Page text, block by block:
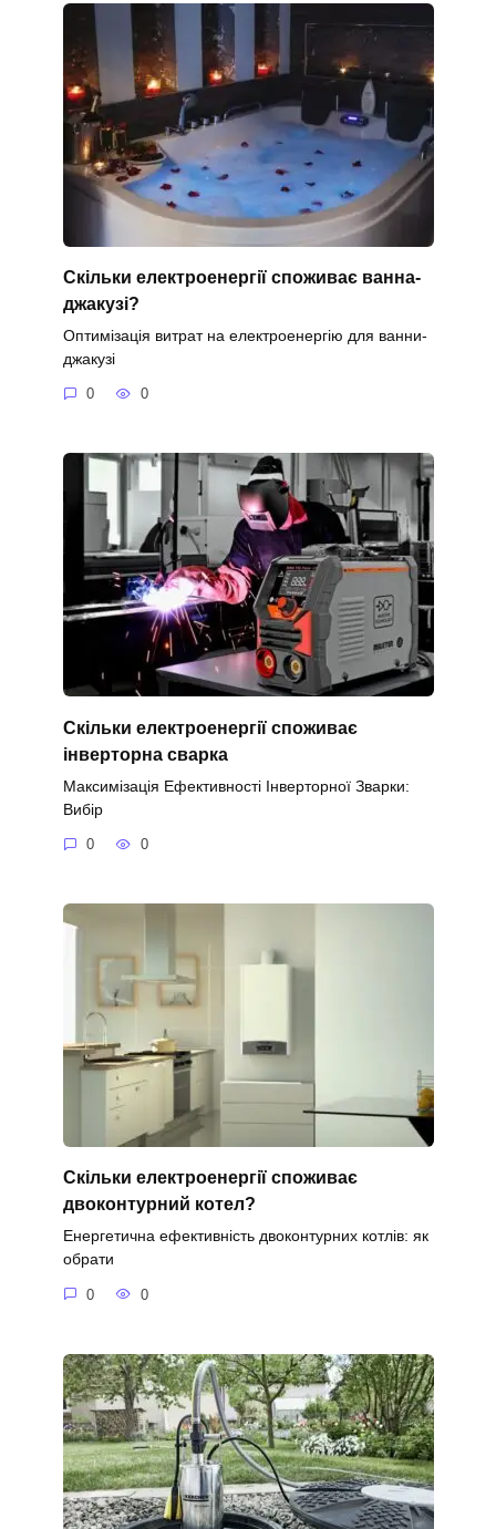
Скільки електроенергії споживає ванна-
джакузі?
Оптимізація витрат на електроенергію для ванни-
джакузі
0 0
Скільки електроенергії споживає
інверторна сварка
Максимізація Ефективності Інверторної Зварки:
Вибір
0 0
Скільки електроенергії споживає
двоконтурний котел?
Енергетична ефективність двоконтурних котлів: як
обрати
0 0